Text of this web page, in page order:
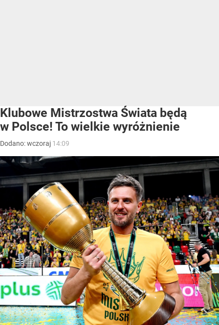
Klubowe Mistrzostwa Świata będą
w Polsce! To wielkie wyróżnienie
Dodano:wczoraj 14:09